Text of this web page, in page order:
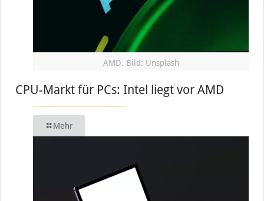
AMD, Bild: Unsplash
CPU-Markt für PCs: Intel liegt vor AMD
Mehr